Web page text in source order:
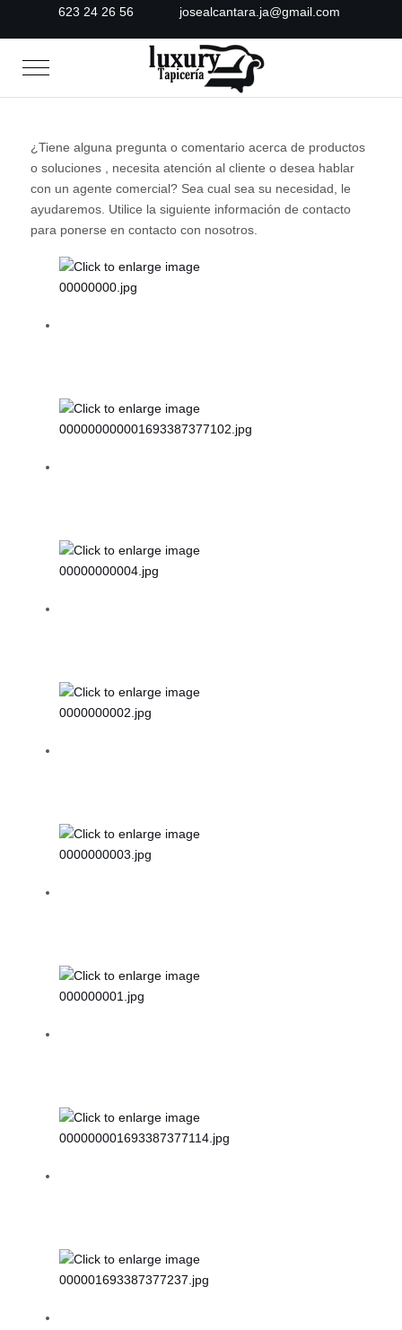
623 24 26 56 josealcantara.ja@gmail.com
Mobile Menu Toggle
¿Tiene alguna pregunta o comentario acerca de productos
o soluciones , necesita atención al cliente o desea hablar
con un agente comercial? Sea cual sea su necesidad, le
ayudaremos. Utilice la siguiente información de contacto
para ponerse en contacto con nosotros.